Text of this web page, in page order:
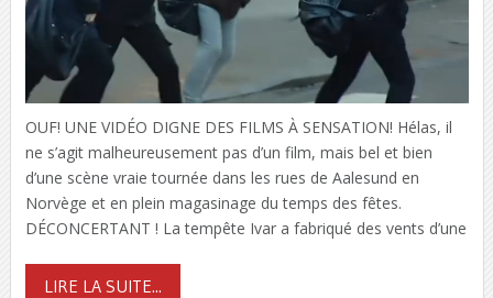
OUF! UNE VIDÉO DIGNE DES FILMS À SENSATION! Hélas, il
ne s’agit malheureusement pas d’un film, mais bel et bien
d’une scène vraie tournée dans les rues de Aalesund en
Norvège et en plein magasinage du temps des fêtes.
DÉCONCERTANT ! La tempête Ivar a fabriqué des vents d’une
LIRE LA SUITE...